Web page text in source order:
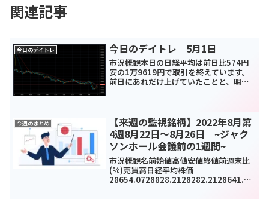
関連記事
今日のデイトレ 今日のデイトレ 5月1日
市況概観本日の日経平均は前日比574円
安の1万9619円で取引を終えています。
前日にあれだけ上げていたことと、明日
りで、日足で見ると...
今週のまとめ
【来週の監視銘柄】2022年8月第
4週8月22日～8月26日 ~ジャク
ソンホール会議前の1週間~
市況概観名前始値高値安値終値前週末比
(%)売買高日経平均株価
28654.0728828.2128282.2128641.38